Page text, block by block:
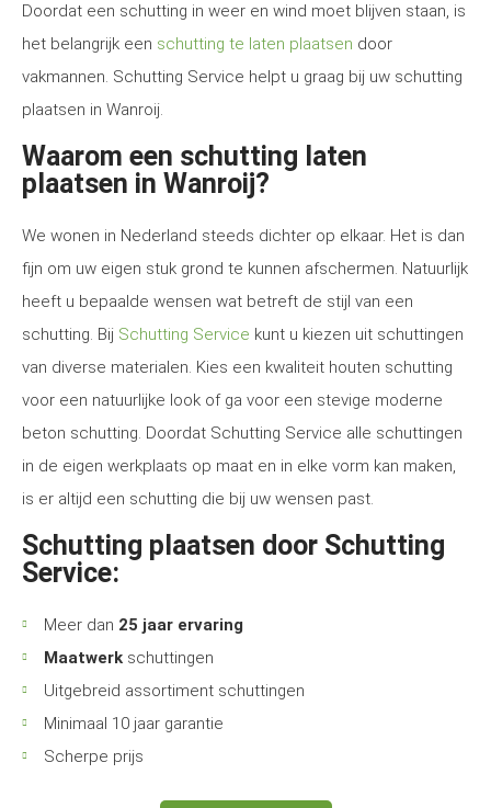
Doordat een schutting in weer en wind moet blijven staan, is
het belangrijk een schutting te laten plaatsen door
vakmannen. Schutting Service helpt u graag bij uw schutting
plaatsen in Wanroij.
Waarom een schutting laten
plaatsen in Wanroij?
We wonen in Nederland steeds dichter op elkaar. Het is dan
fijn om uw eigen stuk grond te kunnen afschermen. Natuurlijk
heeft u bepaalde wensen wat betreft de stijl van een
schutting. Bij Schutting Service kunt u kiezen uit schuttingen
van diverse materialen. Kies een kwaliteit houten schutting
voor een natuurlijke look of ga voor een stevige moderne
beton schutting. Doordat Schutting Service alle schuttingen
in de eigen werkplaats op maat en in elke vorm kan maken,
is er altijd een schutting die bij uw wensen past.
Schutting plaatsen door Schutting
Service:
Meer dan 25 jaar ervaring
Maatwerk schuttingen
Uitgebreid assortiment schuttingen
Minimaal 10 jaar garantie
Scherpe prijs